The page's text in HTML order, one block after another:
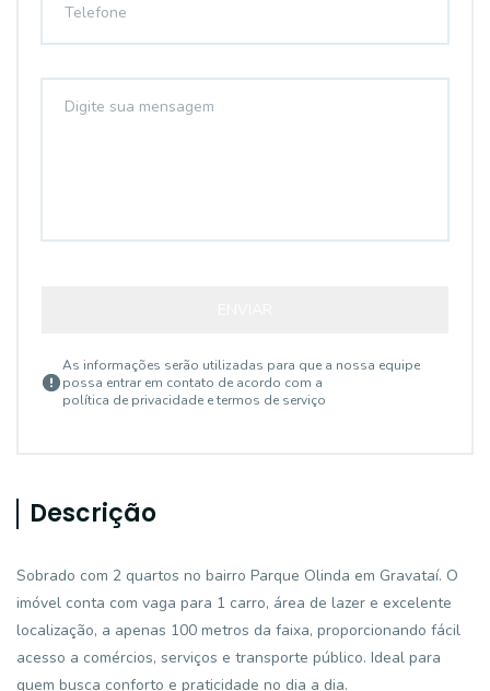
As informações serão utilizadas para que a nossa equipe
possa entrar em contato de acordo com a
política de privacidade e termos de serviço
Descrição
Sobrado com 2 quartos no bairro Parque Olinda em Gravataí. O
imóvel conta com vaga para 1 carro, área de lazer e excelente
localização, a apenas 100 metros da faixa, proporcionando fácil
acesso a comércios, serviços e transporte público. Ideal para
quem busca conforto e praticidade no dia a dia.